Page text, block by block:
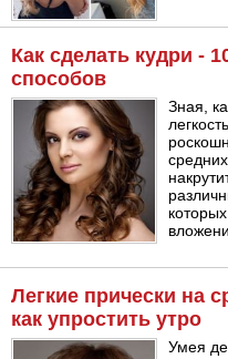
Как сделать кудри -
способов
Зная,
Легкие прически на
как упростить утро
Умея